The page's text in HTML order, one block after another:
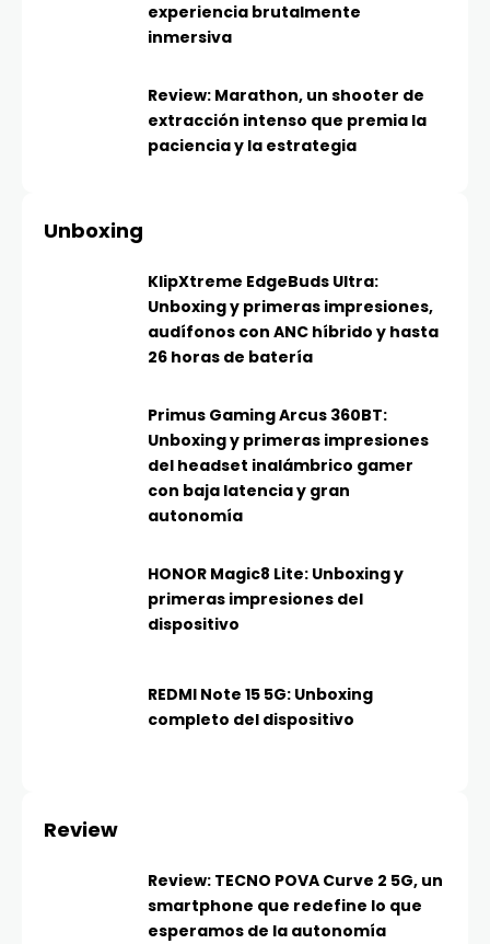
experiencia brutalmente
inmersiva
Review: Marathon, un shooter de
extracción intenso que premia la
paciencia y la estrategia
Unboxing
KlipXtreme EdgeBuds Ultra:
Unboxing y primeras impresiones,
audífonos con ANC híbrido y hasta
26 horas de batería
Primus Gaming Arcus 360BT:
Unboxing y primeras impresiones
del headset inalámbrico gamer
con baja latencia y gran
autonomía
HONOR Magic8 Lite: Unboxing y
primeras impresiones del
dispositivo
REDMI Note 15 5G: Unboxing
completo del dispositivo
Review
Review: TECNO POVA Curve 2 5G, un
smartphone que redefine lo que
esperamos de la autonomía